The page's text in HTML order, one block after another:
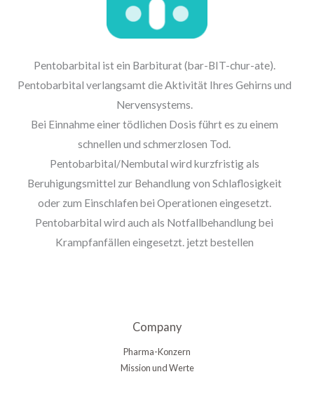
Pentobarbital ist ein Barbiturat (bar-BIT-chur-ate).
Pentobarbital verlangsamt die Aktivität Ihres Gehirns und
Nervensystems.
Bei Einnahme einer tödlichen Dosis führt es zu einem
schnellen und schmerzlosen Tod.
Pentobarbital/Nembutal wird kurzfristig als
Beruhigungsmittel zur Behandlung von Schlaflosigkeit
oder zum Einschlafen bei Operationen eingesetzt.
Pentobarbital wird auch als Notfallbehandlung bei
Krampfanfällen eingesetzt. jetzt bestellen
Company
Pharma-Konzern
Mission und Werte